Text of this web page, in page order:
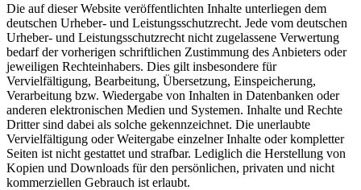
Die auf dieser Website veröffentlichten Inhalte unterliegen dem
deutschen Urheber- und Leistungsschutzrecht. Jede vom deutschen
Urheber- und Leistungsschutzrecht nicht zugelassene Verwertung
bedarf der vorherigen schriftlichen Zustimmung des Anbieters oder
jeweiligen Rechteinhabers. Dies gilt insbesondere für
Vervielfältigung, Bearbeitung, Übersetzung, Einspeicherung,
Verarbeitung bzw. Wiedergabe von Inhalten in Datenbanken oder
anderen elektronischen Medien und Systemen. Inhalte und Rechte
Dritter sind dabei als solche gekennzeichnet. Die unerlaubte
Vervielfältigung oder Weitergabe einzelner Inhalte oder kompletter
Seiten ist nicht gestattet und strafbar. Lediglich die Herstellung von
Kopien und Downloads für den persönlichen, privaten und nicht
kommerziellen Gebrauch ist erlaubt.